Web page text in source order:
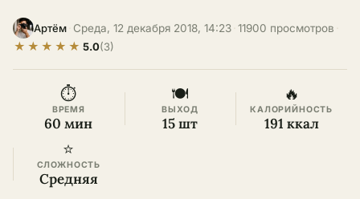
Артём Среда, 12 декабря 2018, 14:23 11900 просмотров
★ ★ ★ ★ ★ 5.0(3)
⏱
ВРЕМЯ
60 мин
🍽
ВЫХОД
15 шт
🔥
КАЛОРИЙНОСТЬ
191 ккал
⭐
СЛОЖНОСТЬ
Средняя